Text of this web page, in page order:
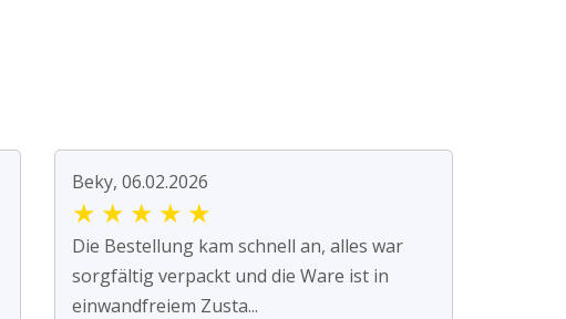
Beky, 06.02.2026
★ ★ ★ ★ ★
Die Bestellung kam schnell an, alles war
sorgfältig verpackt und die Ware ist in
einwandfreiem Zusta...